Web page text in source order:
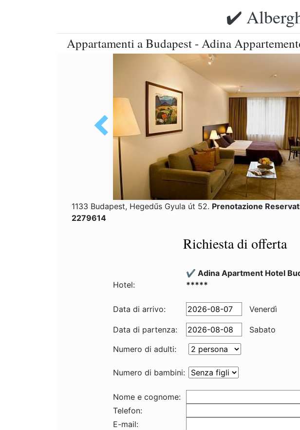
✔️
Appartamenti a Budapest - Adina
1133 Budapest, Hegedűs Gyula út 52. Prenotazione
2279614
Richiesta di offerta
Hotel:
✔️ Adina Apartment Hotel
*****
Data di arrivo: Venerdì
Data di partenza:
Sabato
Numero di adulti:
Numero di bambini:
Nome e cognome:
Telefon:
E-mail: